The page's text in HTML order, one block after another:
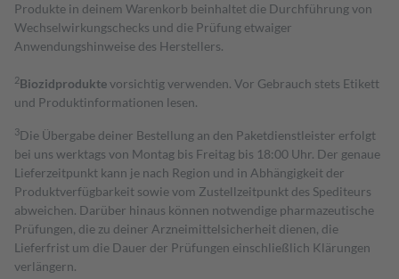
Produkte in deinem Warenkorb beinhaltet die Durchführung von
Wechselwirkungschecks und die Prüfung etwaiger
Anwendungshinweise des Herstellers.
2Biozidproduktevorsichtig verwenden. Vor Gebrauch stets Etikett
und Produktinformationen lesen.
3Die Übergabe deiner Bestellung an den Paketdienstleister erfolgt
bei uns werktags von Montag bis Freitag bis 18:00 Uhr. Der genaue
Lieferzeitpunkt kann je nach Region und in Abhängigkeit der
Produktverfügbarkeit sowie vom Zustellzeitpunkt des Spediteurs
abweichen. Darüber hinaus können notwendige pharmazeutische
Prüfungen, die zu deiner Arzneimittelsicherheit dienen, die
Lieferfrist um die Dauer der Prüfungen einschließlich Klärungen
verlängern.